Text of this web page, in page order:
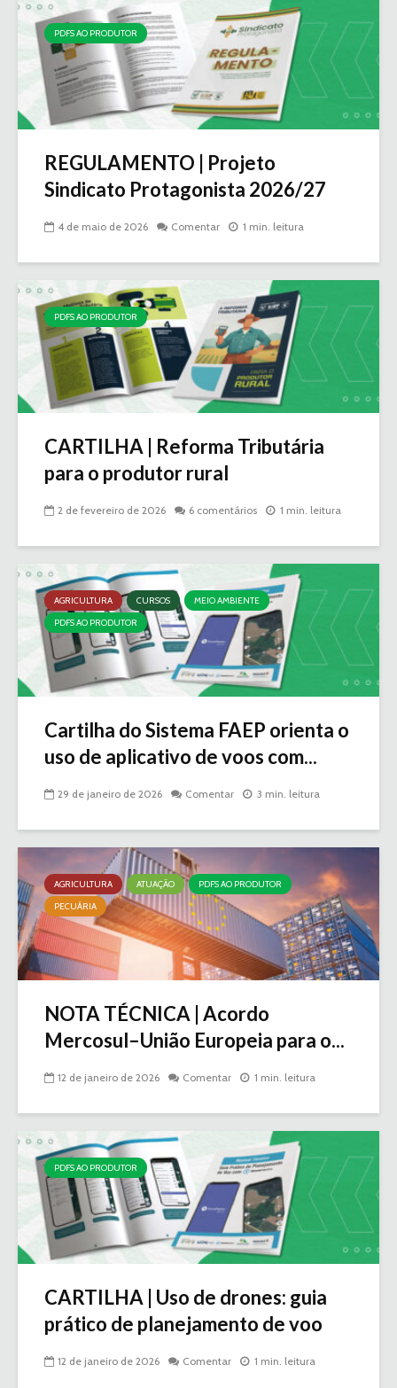
PDFS AO PRODUTOR
REGULAMENTO | Projeto
Sindicato Protagonista 2026/27
4 de maio de 2026 Comentar 1 min. leitura
PDFS AO PRODUTOR
CARTILHA | Reforma Tributária
para o produtor rural
2 de fevereiro de 2026 6 comentários 1 min. leitura
AGRICULTURA CURSOS
MEIO AMBIENTE
PDFS AO PRODUTOR
Cartilha do Sistema FAEP orienta o
uso de aplicativo de voos com...
29 de janeiro de 2026 Comentar 3 min. leitura
AGRICULTURA ATUAÇÃO
PDFS AO PRODUTOR
PECUÁRIA
NOTA TÉCNICA | Acordo
Mercosul–União Europeia para o...
12 de janeiro de 2026 Comentar 1 min. leitura
PDFS AO PRODUTOR
CARTILHA | Uso de drones: guia
prático de planejamento de voo
12 de janeiro de 2026 Comentar 1 min. leitura